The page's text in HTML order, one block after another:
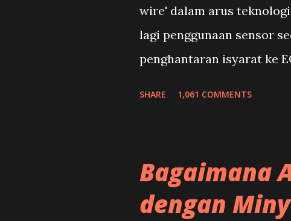
wire' dalam arus
lagi penggunaan sensor
penghantaran isyarat ke
mudah dikesan. dibawah
kerosakan sensor.
SHARE 1,061 COMMENTS
Bagaimana
dengan